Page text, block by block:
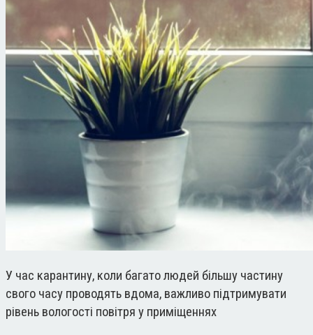
У час карантину, коли багато людей більшу частину
свого часу проводять вдома, важливо підтримувати
рівень вологості повітря у приміщеннях